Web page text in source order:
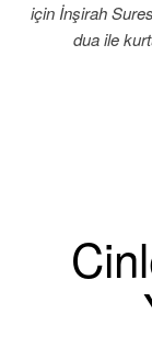
için İnşirah
dua ile